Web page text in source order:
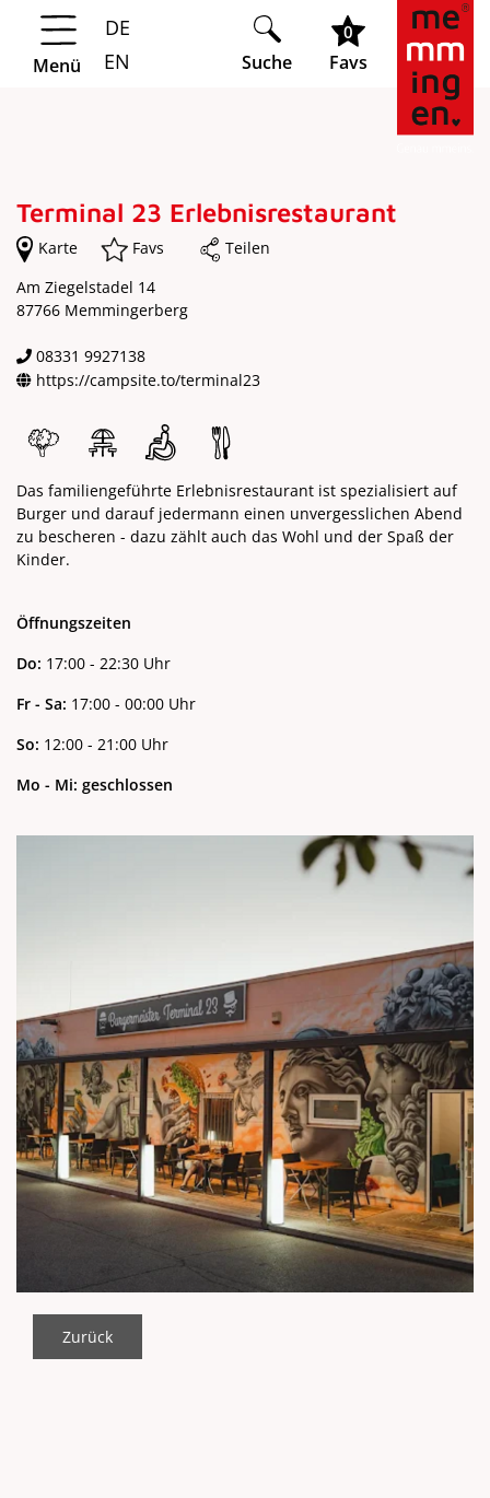
Springe zur Navigation
Springe zum Hauptinhalt
Menü
DE
EN
Suche
0
Favs
Terminal 23 Erlebnisrestaurant
Karte Favs
Teilen
Am Ziegelstadel 14
87766 Memmingerberg
08331 9927138
https://campsite.to/terminal23
Das familiengeführte Erlebnisrestaurant ist spezialisiert auf
Burger und darauf jedermann einen unvergesslichen Abend
zu bescheren - dazu zählt auch das Wohl und der Spaß der
Kinder.
Öffnungszeiten
Do: 17:00 - 22:30 Uhr
Fr - Sa: 17:00 - 00:00 Uhr
So: 12:00 - 21:00 Uhr
Mo - Mi: geschlossen
Zurück